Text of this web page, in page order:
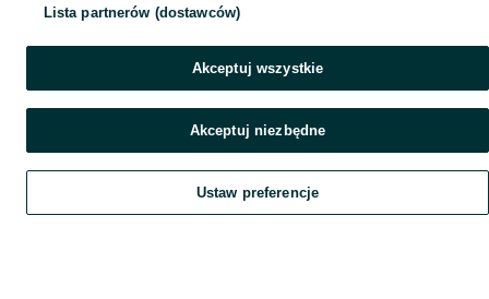
Szukaj Obserwujesz Dodaj Czat Konto
Lista partnerów (dostawców)
Akceptuj wszystkie
Akceptuj niezbędne
Ustaw preferencje